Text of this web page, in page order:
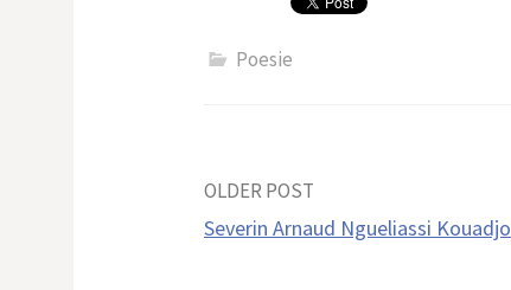
Poesie
Post
OLDER POST
Severin Arnaud Ngueliassi Kouadjo